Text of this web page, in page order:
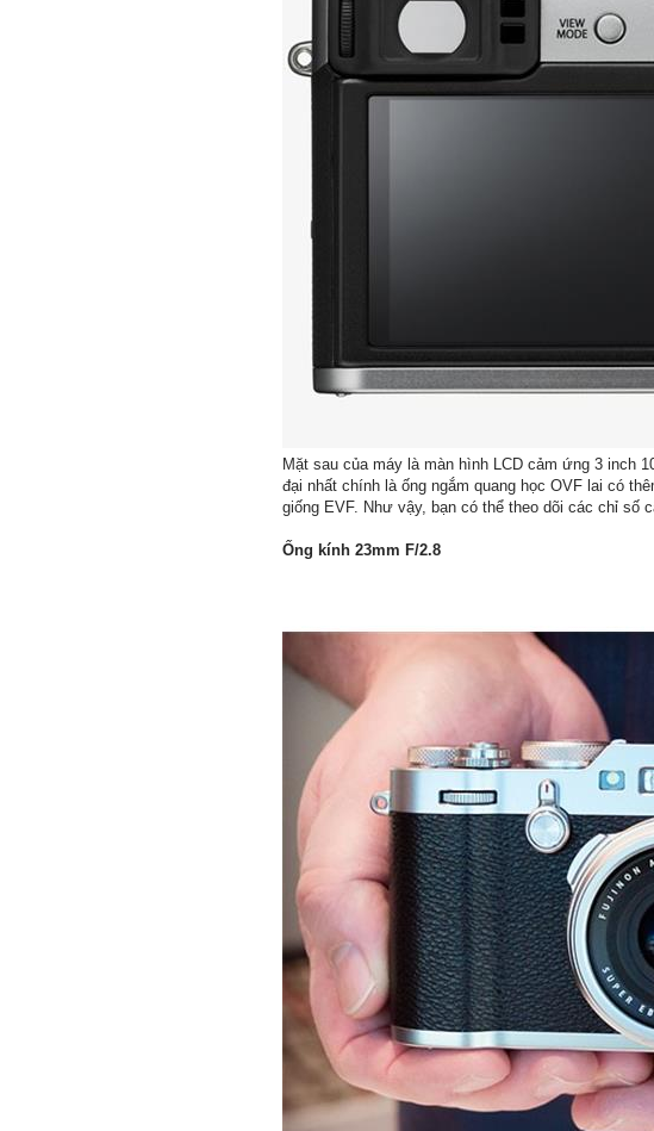
Mặt sau của máy là màn hình LCD cảm ứng 3 inch
đại nhất chính là ống ngắm quang học OVF lai có
giống EVF. Như vậy, bạn có thể theo dõi các chỉ số
Ống kính 23mm F/2.8